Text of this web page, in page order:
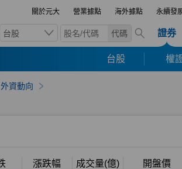
關於元大 營業據點 海外據點 永續發
台股 代碼 證券
台股 權
外資動向